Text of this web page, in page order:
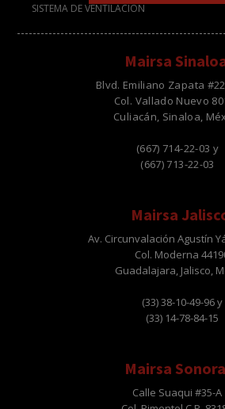
SISTEMA DE VENTILACION
Mairsa
Blvd. Emiliano Zapata
Col. Vallado Nuevo
Culiacán, Sinaloa,
(667) 714-22-03 y
(667) 713-22-03
Mairsa
Av. Circunvalación Agustín
Col. Moderna
Guadalajara, Jalisco,
(33) 38-10-49-96 y
(33) 14-78-84-15
Mairsa
Calle Suaqui #35-A